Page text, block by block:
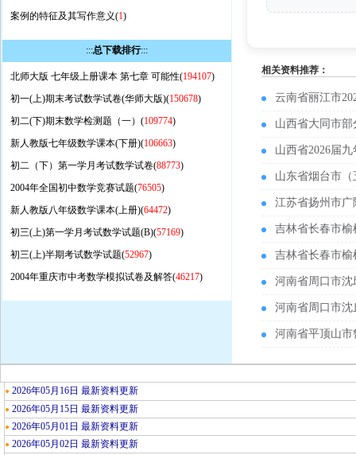
案例的特征及其写作意义(1)
:::总下载排行:::
北师大版 七年级上册课本 第七章 可能性(194107)
初一(上)期末考试数学试卷(华师大版)(150678)
初二(下)期末数学检测题（一）(109774)
新人教版七年级数学课本(下册)(106663)
初二（下）第一学月考试数学试卷(88773)
2004年全国初中数学竞赛试题(76505)
新人教版八年级数学课本(上册)(64472)
初三(上)第一学月考试数学试题(B)(57169)
初三(上)半期考试数学试题(52967)
2004年重庆市中考数学模拟试卷及解答(46217)
相关资料推荐：
云南省丽江市
山西省大同市
山西省2026届
山东省烟台市
江苏省扬州市广
吉林省长春市榆
吉林省长春市榆
河南省周口市沈
河南省周口市沈
河南省平顶山市
● 2026年05月16日 最新资料更新
● 2026年05月15日 最新资料更新
● 2026年05月01日 最新资料更新
● 2026年05月02日 最新资料更新